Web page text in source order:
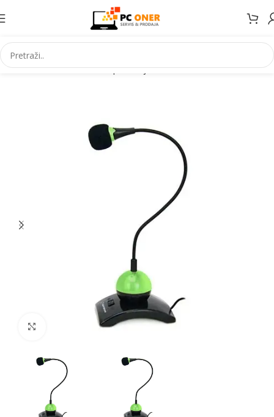
Početna Informatika PC periferija Mikrofoni
Click to enlarge